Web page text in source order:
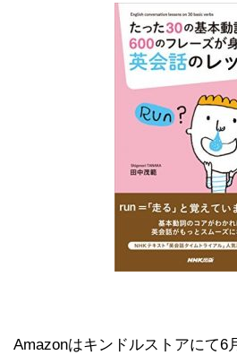
Amazonはキンドルストアにて6